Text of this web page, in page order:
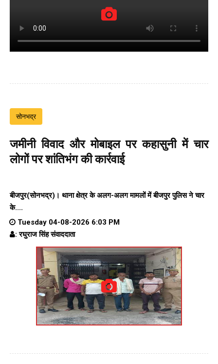
सोनभद्र
जमीनी विवाद और मोबाइल पर कहासुनी में चार
लोगों पर शांतिभंग की कार्रवाई
बीजपुर(सोनभद्र)। थाना क्षेत्र के अलग-अलग मामलों में बीजपुर पुलिस ने चार
के....
Tuesday 04-08-2026 6:03 PM
: रघुराज सिंह संवाददाता